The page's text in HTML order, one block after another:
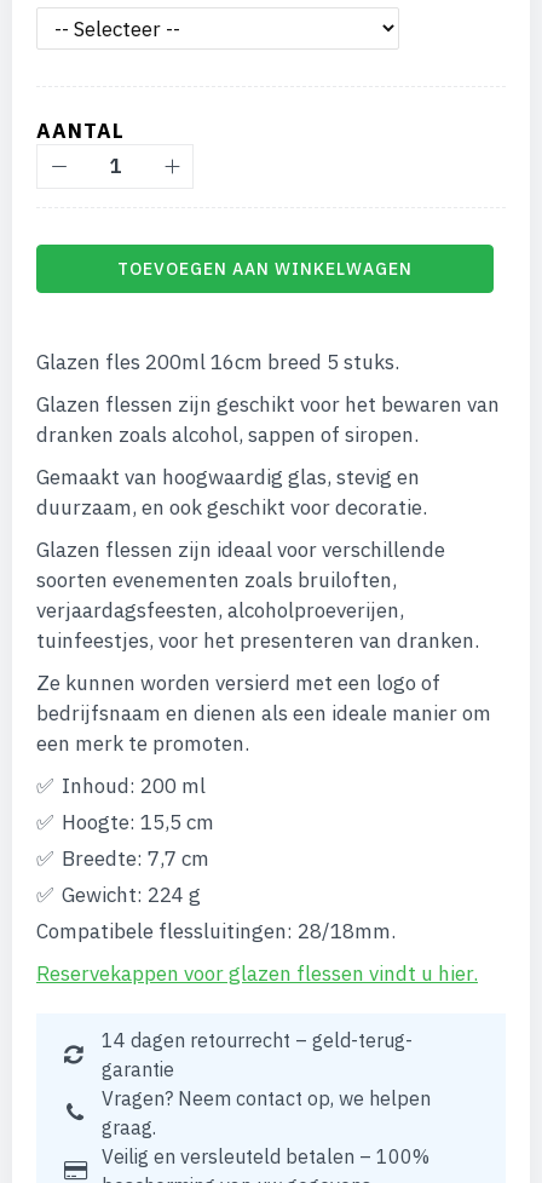
AANTAL
TOEVOEGEN AAN WINKELWAGEN
Glazen fles 200ml 16cm breed 5 stuks.
Glazen flessen zijn geschikt voor het bewaren van
dranken zoals alcohol, sappen of siropen.
Gemaakt van hoogwaardig glas, stevig en
duurzaam, en ook geschikt voor decoratie.
Glazen flessen zijn ideaal voor verschillende
soorten evenementen zoals bruiloften,
verjaardagsfeesten, alcoholproeverijen,
tuinfeestjes, voor het presenteren van dranken.
Ze kunnen worden versierd met een logo of
bedrijfsnaam en dienen als een ideale manier om
een merk te promoten.
Inhoud: 200 ml
Hoogte: 15,5 cm
Breedte: 7,7 cm
Gewicht: 224 g
Compatibele flessluitingen: 28/18mm.
Reservekappen voor glazen flessen vindt u hier.
14 dagen retourrecht – geld-terug-
garantie
Vragen? Neem contact op, we helpen
graag.
Veilig en versleuteld betalen – 100%